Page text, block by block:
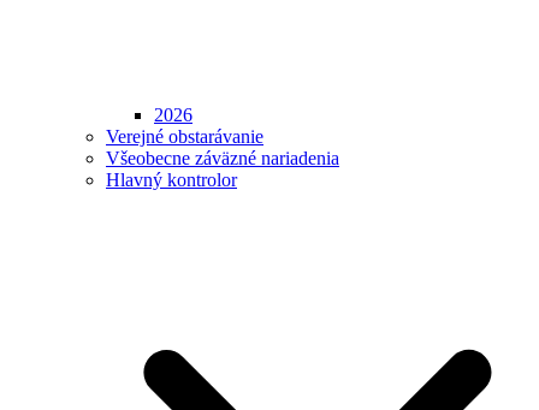
2026
Verejné obstarávanie
Všeobecne záväzné nariadenia
Hlavný kontrolor